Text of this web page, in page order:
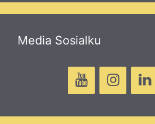
Media Sosialku